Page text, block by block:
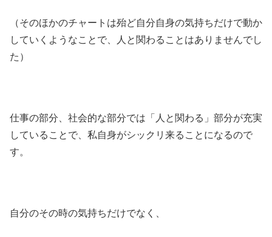
（そのほかのチャートは殆ど自分自身の気持ちだけで動か
していくようなことで、人と関わることはありませんでし
た）
仕事の部分、社会的な部分では「人と関わる」部分が充実
していることで、私自身がシックリ来ることになるので
す。
自分のその時の気持ちだけでなく、